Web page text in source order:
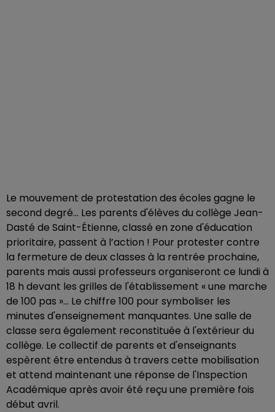
Le mouvement de protestation des écoles gagne le
second degré... Les parents d'élèves du collège Jean-
Dasté de Saint-Étienne, classé en zone d'éducation
prioritaire, passent à l’action ! Pour protester contre
la fermeture de deux classes à la rentrée prochaine,
parents mais aussi professeurs organiseront ce lundi à
18 h devant les grilles de l'établissement « une marche
de 100 pas »... Le chiffre 100 pour symboliser les
minutes d'enseignement manquantes. Une salle de
classe sera également reconstituée à l'extérieur du
collège. Le collectif de parents et d'enseignants
espèrent être entendus à travers cette mobilisation
et attend maintenant une réponse de l'Inspection
Académique après avoir été reçu une première fois
début avril.